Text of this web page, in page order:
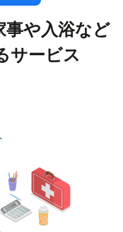
事や入浴など
サービス